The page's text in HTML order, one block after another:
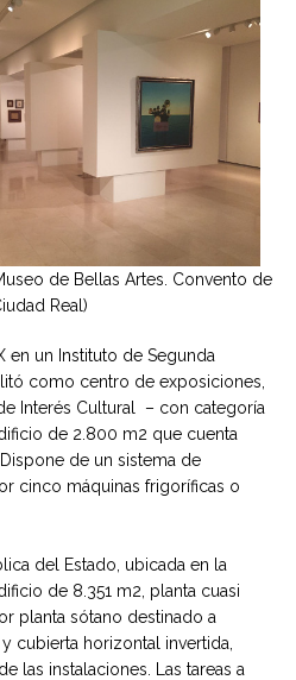
de Bellas Artes. Convento de
Real)
en un Instituto de Segunda
como centro de exposiciones,
Interés Cultural – con categoría
de 2.800 m2 que cuenta
de un sistema de
cinco máquinas frigoríficas o
del Estado, ubicada en la
de 8.351 m2, planta cuasi
planta sótano destinado a
cubierta horizontal invertida,
las instalaciones. Las tareas a